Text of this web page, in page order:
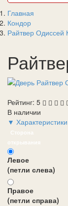
Главная
Кондор
Райтвер Одиссей
Рейтинг: 5
В наличии
▼ Характеристики
Сторона
открывания
Левое
(петли слева)
Правое
(петли справа)